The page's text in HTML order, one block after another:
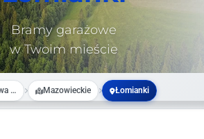
Bramy garażowe
w Twoim mieście
Brama garazowa na wymiar Mazowieckie Łomianki